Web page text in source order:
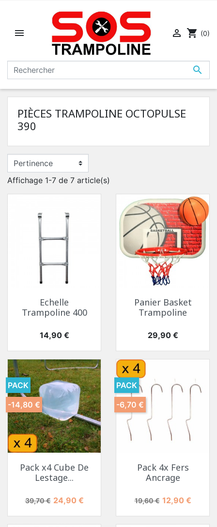


 shopping_cart (0)
PIÈCES TRAMPOLINE OCTOPULSE
390
Affichage 1-7 de 7 article(s)
Echelle
Trampoline 400
Prix
14,90 €
Panier Basket
Trampoline
Prix
29,90 €
Pack x4 Cube De
Lestage...
Prix de base
39,70 € Prix
24,90 €
PACK
-14,80 €
Pack 4x Fers
Ancrage
Prix de base
19,60 € Prix
12,90 €
PACK
-6,70 €